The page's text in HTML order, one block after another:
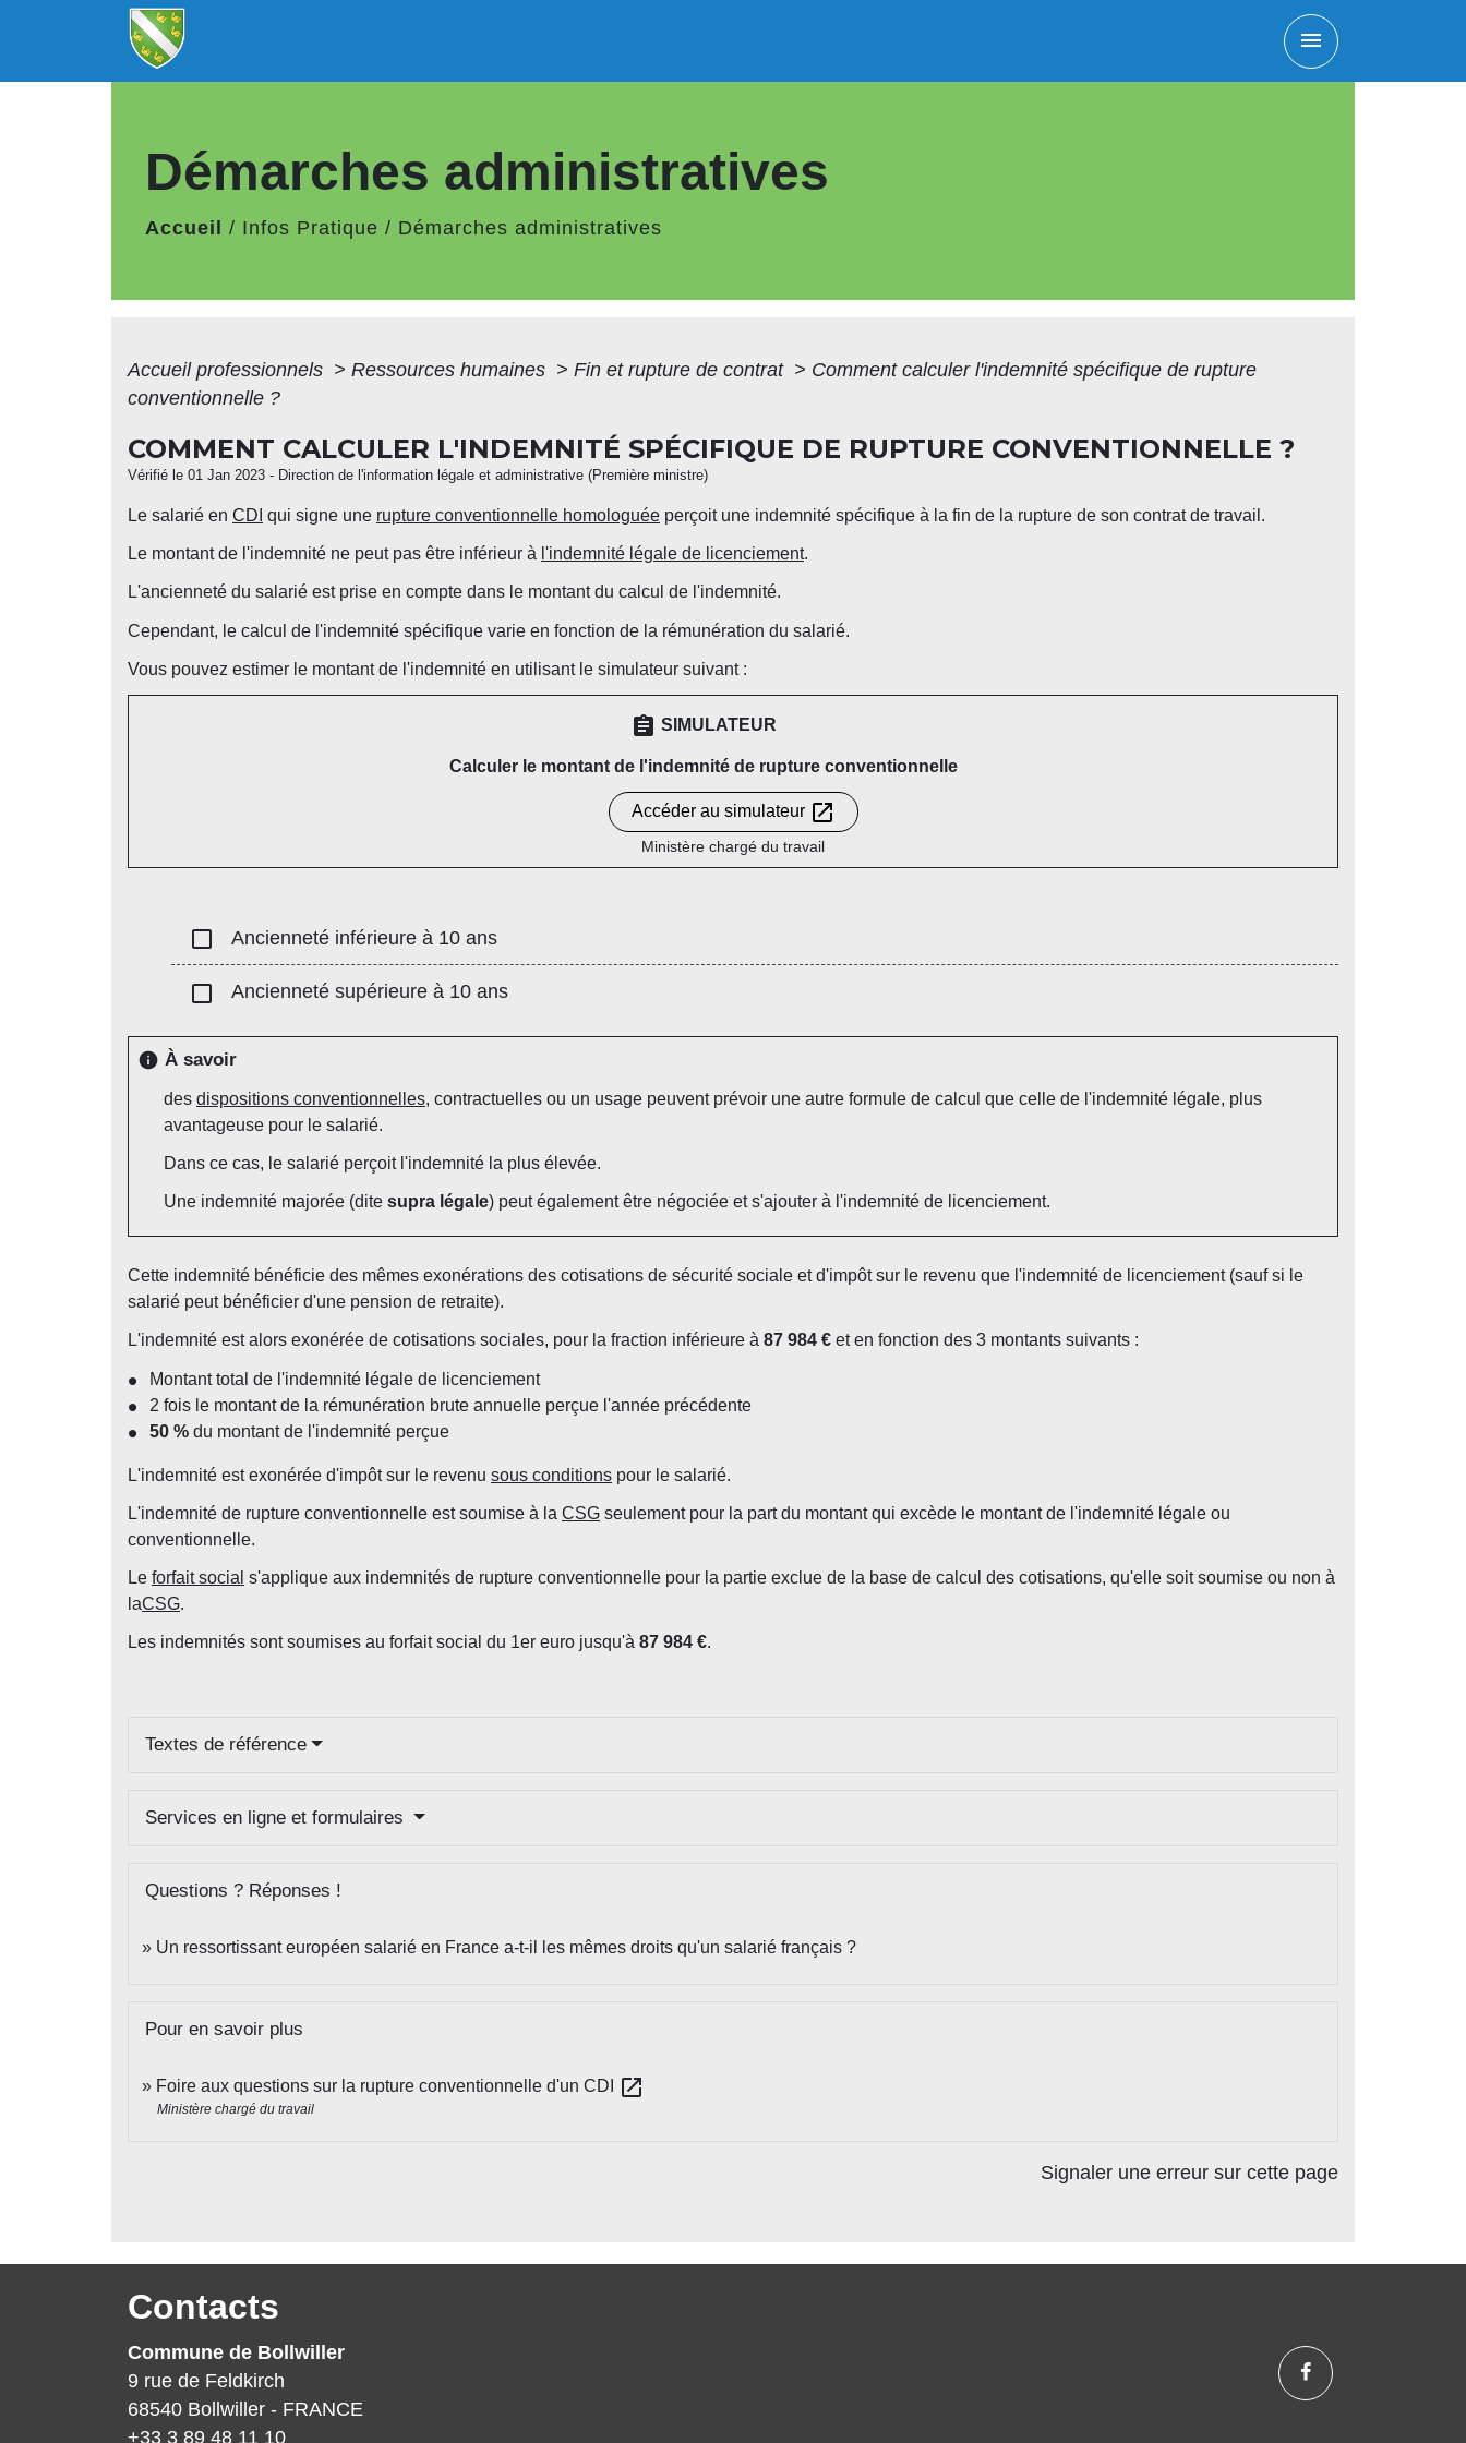
menu
Démarches administratives
Accueil / Infos Pratique / Démarches administratives
Accueil professionnels > Ressources humaines > Fin et rupture de contrat > Comment calculer l'indemnité spécifique de rupture
conventionnelle ?
COMMENT CALCULER L'INDEMNITÉ SPÉCIFIQUE DE RUPTURE CONVENTIONNELLE ?
Vérifié le 01 Jan 2023 - Direction de l'information légale et administrative (Première ministre)
Le salarié en CDI qui signe une rupture conventionnelle homologuée perçoit une indemnité spécifique à la fin de la rupture de son contrat de travail.
Le montant de l'indemnité ne peut pas être inférieur à l'indemnité légale de licenciement.
L'ancienneté du salarié est prise en compte dans le montant du calcul de l'indemnité.
Cependant, le calcul de l'indemnité spécifique varie en fonction de la rémunération du salarié.
Vous pouvez estimer le montant de l'indemnité en utilisant le simulateur suivant :
assignment SIMULATEUR
Calculer le montant de l'indemnité de rupture conventionnelle
Accéder au simulateur open_in_new
Ministère chargé du travail
check_box_outline_blank Ancienneté inférieure à 10 ans
check_box_outline_blank Ancienneté supérieure à 10 ans
info À savoir
des dispositions conventionnelles, contractuelles ou un usage peuvent prévoir une autre formule de calcul que celle de l'indemnité légale, plus
avantageuse pour le salarié.
Dans ce cas, le salarié perçoit l'indemnité la plus élevée.
Une indemnité majorée (dite supra légale) peut également être négociée et s'ajouter à l'indemnité de licenciement.
Cette indemnité bénéficie des mêmes exonérations des cotisations de sécurité sociale et d'impôt sur le revenu que l'indemnité de licenciement (sauf si le
salarié peut bénéficier d'une pension de retraite).
L'indemnité est alors exonérée de cotisations sociales, pour la fraction inférieure à 87 984 € et en fonction des 3 montants suivants :
Montant total de l'indemnité légale de licenciement
2 fois le montant de la rémunération brute annuelle perçue l'année précédente
50 % du montant de l'indemnité perçue
L'indemnité est exonérée d'impôt sur le revenu sous conditions pour le salarié.
L'indemnité de rupture conventionnelle est soumise à la CSG seulement pour la part du montant qui excède le montant de l'indemnité légale ou
conventionnelle.
Le forfait social s'applique aux indemnités de rupture conventionnelle pour la partie exclue de la base de calcul des cotisations, qu'elle soit soumise ou non à
laCSG.
Les indemnités sont soumises au forfait social du 1er euro jusqu'à 87 984 €.
Textes de référence
Services en ligne et formulaires
Questions ? Réponses !
Un ressortissant européen salarié en France a-t-il les mêmes droits qu'un salarié français ?
Pour en savoir plus
Foire aux questions sur la rupture conventionnelle d'un CDI open_in_new
Ministère chargé du travail
Signaler une erreur sur cette page
Contacts
Commune de Bollwiller
9 rue de Feldkirch
68540 Bollwiller - FRANCE
+33 3 89 48 11 10